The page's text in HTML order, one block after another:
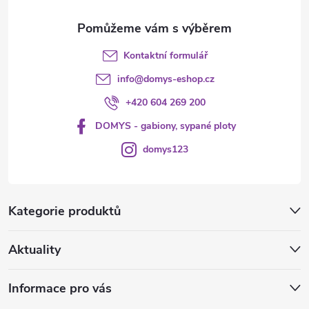
Kategorie produktů
Aktuality
Informace pro vás
Kontaktní formulář
info@domys-eshop.cz
+420 604 269 200
DOMYS - gabiony, sypané ploty
domys123